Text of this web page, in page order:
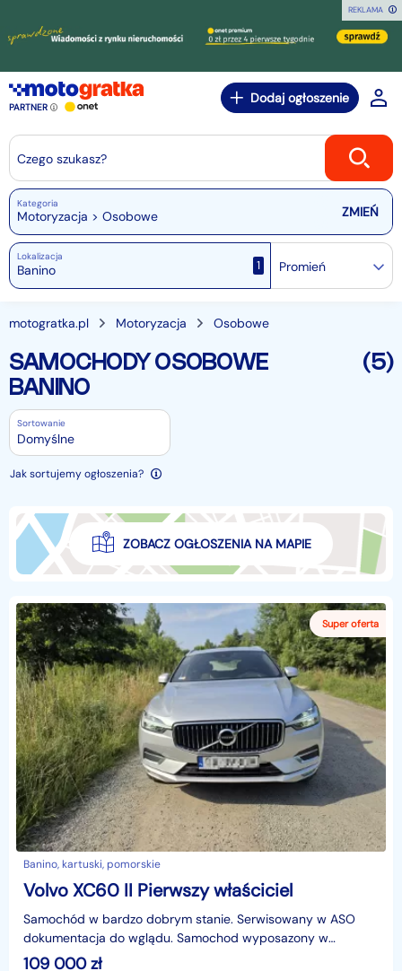
REKLAMA
PARTNER
Dodaj ogłoszenie
Czego szukasz?
Kategoria
Motoryzacja > Osobowe
Lokalizacja
1 Promień
motogratka.pl Motoryzacja Osobowe
SAMOCHODY OSOBOWE
BANINO
(5)
Sortowanie
Domyślne
Jak sortujemy ogłoszenia?
ZOBACZ OGŁOSZENIA NA MAPIE
Banino, kartuski, pomorskie
Volvo XC60 II Pierwszy właściciel
Samochód w bardzo dobrym stanie. Serwisowany w ASO
dokumentacja do wglądu. Samochod wyposazony w
oryginalny hak automatyczny.
109 000zł